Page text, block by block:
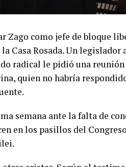
Zago como jefe de bloque
Casa Rosada. Un
radical le pidió una
quien no habría
semana ante la falta de
en los pasillos del